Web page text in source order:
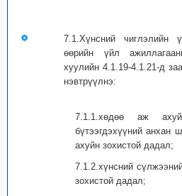
7.1.Хүнсний чиглэлийн
өөрийн үйл
хуулийн 4.1.19-4.1.21-д
нэвтрүүлнэ:
7.1.1.хөдөө аж
бүтээгдэхүүний анхан
ахуйн зохистой дадал;
7.1.2.хүнсний
зохистой дадал;